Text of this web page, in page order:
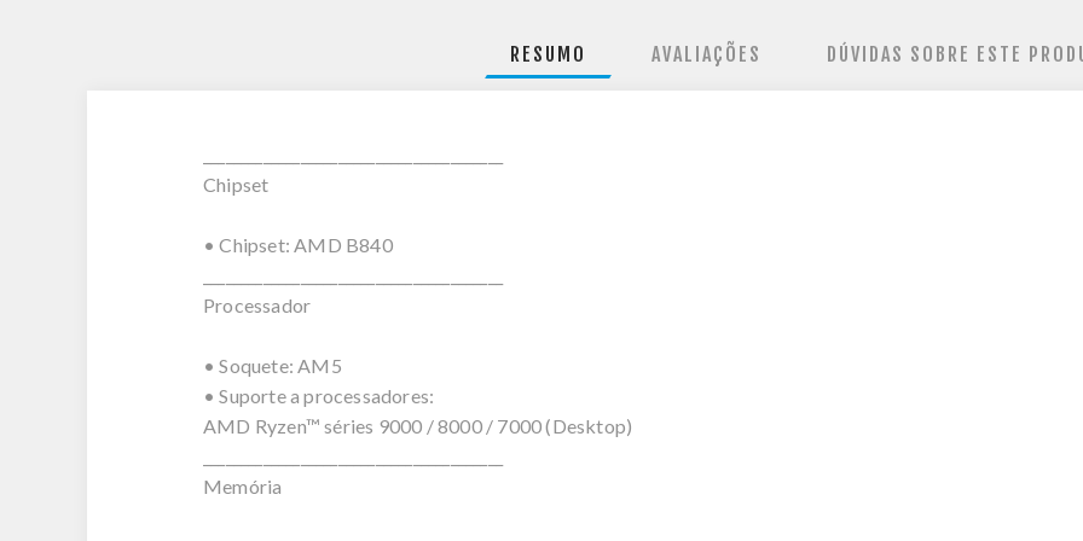
RESUMO AVALIAÇÕES DÚVIDAS SOBRE ESTE
Chipset
• Chipset: AMD B840
Processador
• Soquete: AM5
• Suporte a processadores:
AMD Ryzen™ séries 9000 / 8000 / 7000 (Desktop)
Memória